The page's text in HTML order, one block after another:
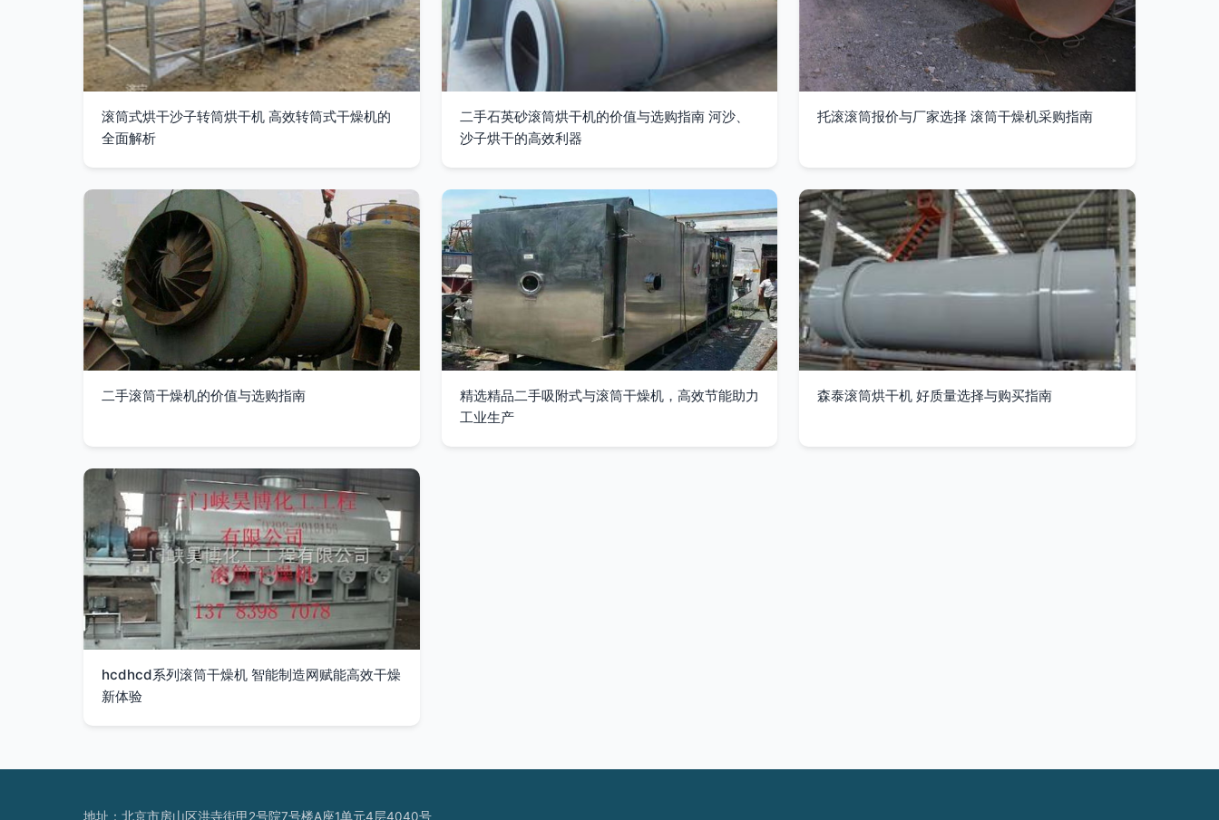
滚筒式烘干沙子转筒烘干机 高效转筒式干燥机的
全面解析
二手石英砂滚筒烘干机的价值与选购指南 河沙、
沙子烘干的高效利器
托滚滚筒报价与厂家选择 滚筒干燥机采购指南
二手滚筒干燥机的价值与选购指南
精选精品二手吸附式与滚筒干燥机，高效节能助力
工业生产
森泰滚筒烘干机 好质量选择与购买指南
hcdhcd系列滚筒干燥机 智能制造网赋能高效干燥
新体验
地址：北京市房山区洪寺街甲2号院7号楼A座1单元4层4040号